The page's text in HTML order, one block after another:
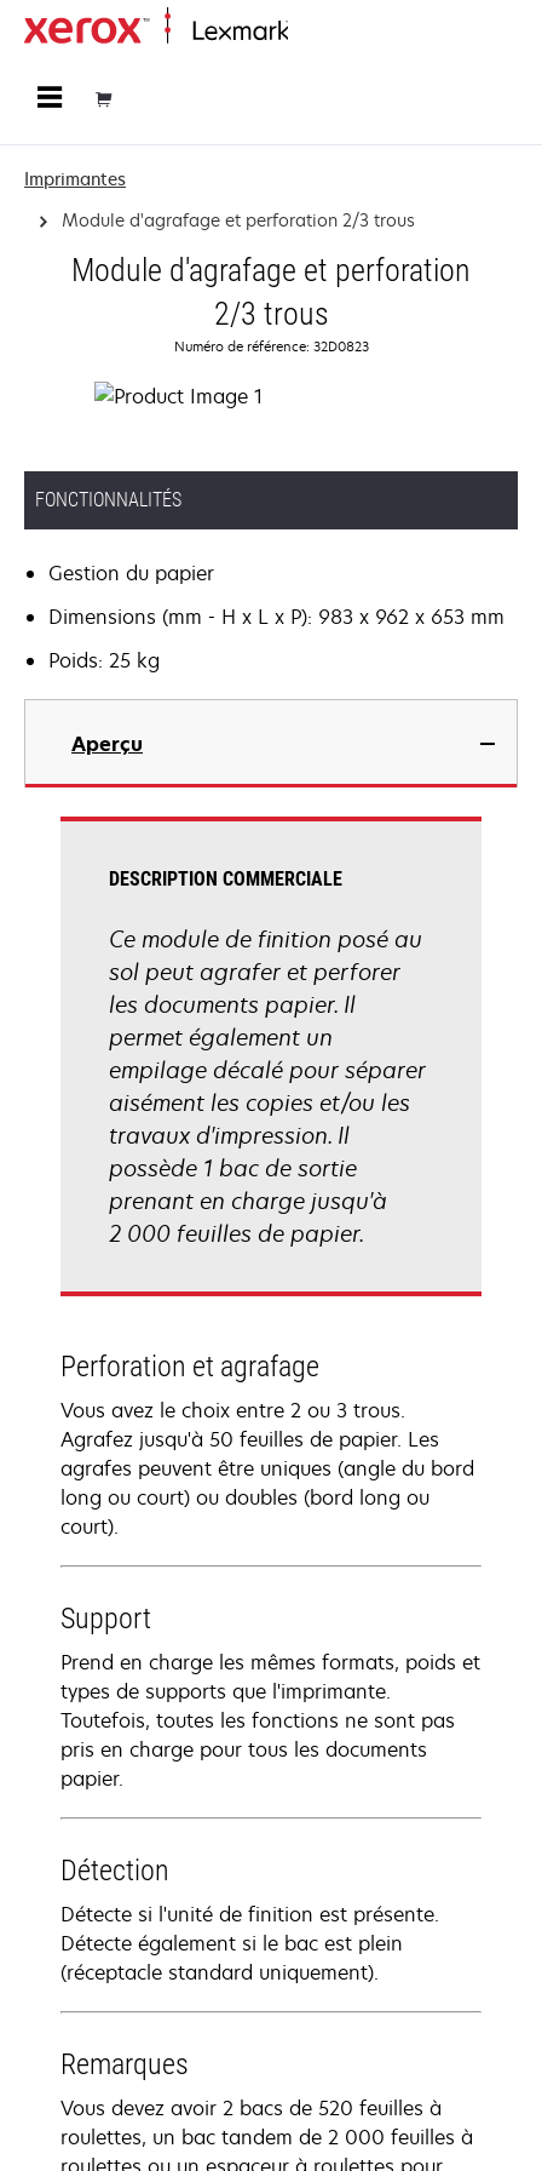
Imprimantes
Module d'agrafage et perforation 2/3 trous
Module d'agrafage et perforation
2/3 trous
Numéro de référence: 32D0823
FONCTIONNALITÉS
Gestion du papier
Dimensions (mm - H x L x P): 983 x 962 x 653 mm
Poids: 25 kg
Aperçu
DESCRIPTION COMMERCIALE
Ce module de finition posé au
sol peut agrafer et perforer
les documents papier. Il
permet également un
empilage décalé pour séparer
aisément les copies et/ou les
travaux d'impression. Il
possède 1 bac de sortie
prenant en charge jusqu'à
2 000 feuilles de papier.
Perforation et agrafage
Vous avez le choix entre 2 ou 3 trous.
Agrafez jusqu'à 50 feuilles de papier. Les
agrafes peuvent être uniques (angle du bord
long ou court) ou doubles (bord long ou
court).
Support
Prend en charge les mêmes formats, poids et
types de supports que l'imprimante.
Toutefois, toutes les fonctions ne sont pas
pris en charge pour tous les documents
papier.
Détection
Détecte si l'unité de finition est présente.
Détecte également si le bac est plein
(réceptacle standard uniquement).
Remarques
Vous devez avoir 2 bacs de 520 feuilles à
roulettes, un bac tandem de 2 000 feuilles à